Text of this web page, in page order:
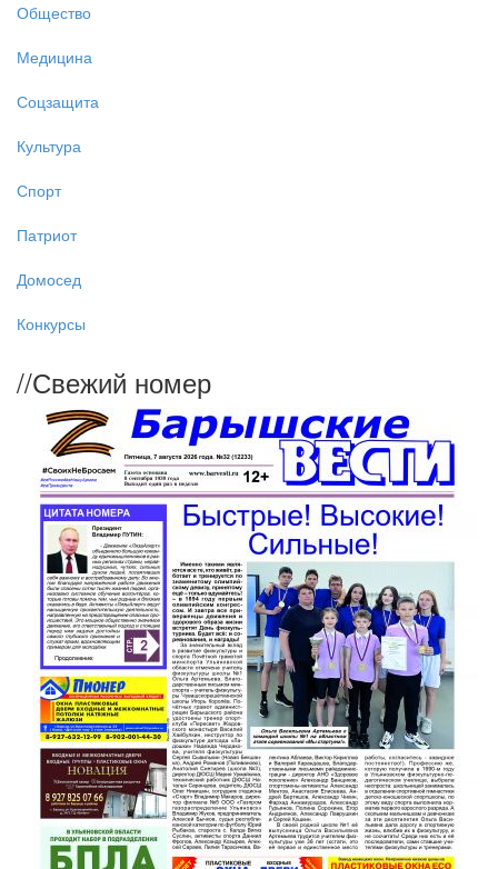
Общество
Медицина
Соцзащита
Культура
Спорт
Патриот
Домосед
Конкурсы
//Свежий номер